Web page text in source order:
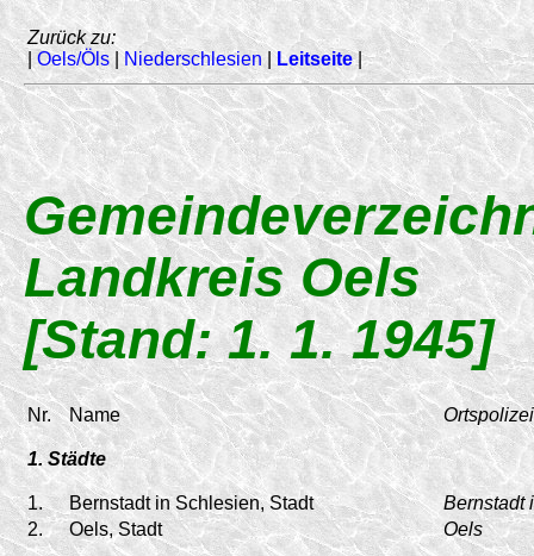
Zurück zu:
| Oels/Öls | Niederschlesien | Leitseite|
Landkreis Oels
[Stand: 1. 1. 1945]
Nr. Name
1. Städte
1. Bernstadt in Schlesien, Stadt
Bernstadt
2.
Oels, Stadt Oels